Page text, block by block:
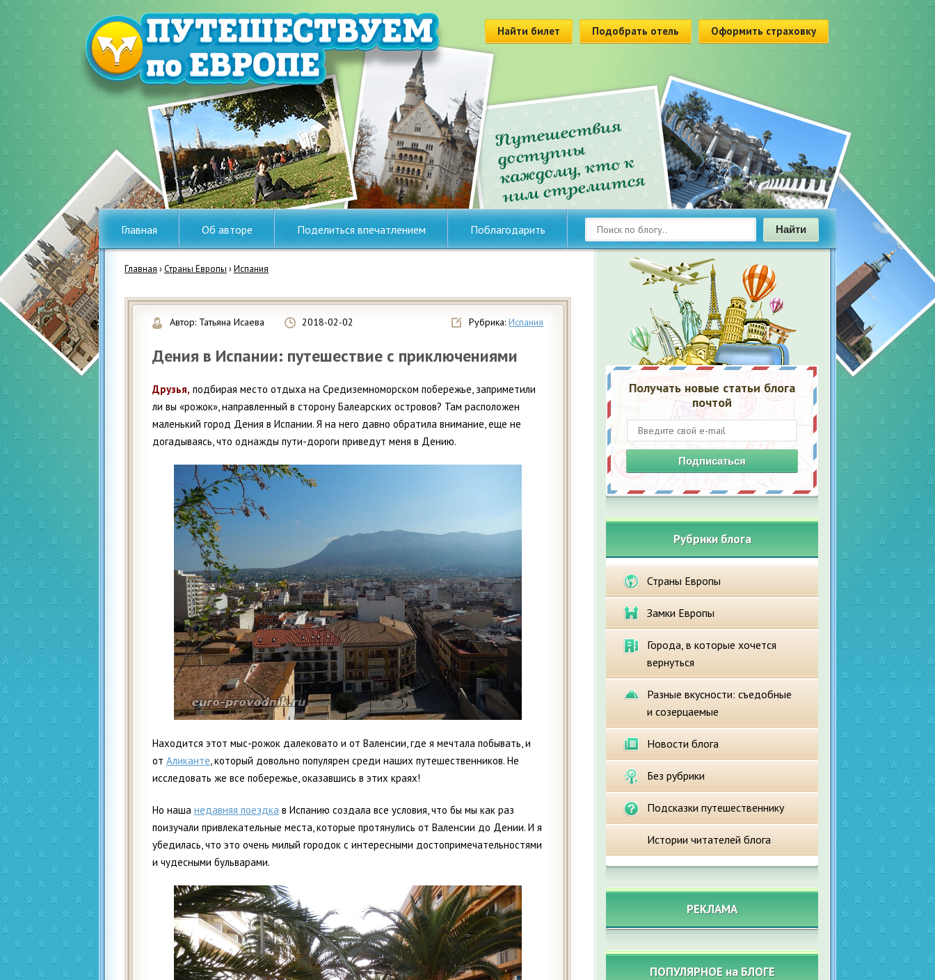
Найти билет Подобрать отель Оформить страховку
Главная Об авторе Поделиться впечатлением Поблагодарить Найти
Главная ›Страны Европы ›Испания
Рубрика:Испания
Автор: Татьяна Исаева 2018-02-02
Дения в Испании: путешествие с приключениями
Друзья, подбирая место отдыха на Средиземноморском побережье, заприметили
ли вы «рожок», направленный в сторону Балеарских островов? Там расположен
маленький город Дения в Испании. Я на него давно обратила внимание, еще не
догадываясь, что однажды пути-дороги приведут меня в Дению.
Находится этот мыс-рожок далековато и от Валенсии, где я мечтала побывать, и
от Аликанте , который довольно популярен среди наших путешественников. Не
исследовать же все побережье, оказавшись в этих краях!
Но наша недавняя поездка в Испанию создала все условия, что бы мы как раз
поизучали привлекательные места, которые протянулись от Валенсии до Дении. И я
убедилась, что это очень милый городок с интересными достопримечательностями
и чудесными бульварами.
Получать новые статьи блога
почтой
Подписаться
Рубрики блога
Страны Европы
Замки Европы
Города, в которые хочется
вернуться
Разные вкусности: съедобные
и созерцаемые
Новости блога
Без рубрики
Подсказки путешественнику
Истории читателей блога
РЕКЛАМА
ПОПУЛЯРНОЕ на БЛОГЕ